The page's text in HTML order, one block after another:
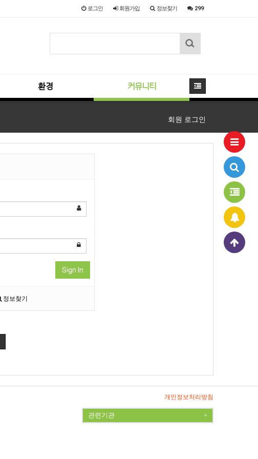
로그인 회원가입 정보찾기 299
환경 커뮤니티
회원 로그인
Sign In
정보찾기
개인정보처리방침
관련기관 +